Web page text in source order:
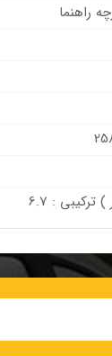
راهنما